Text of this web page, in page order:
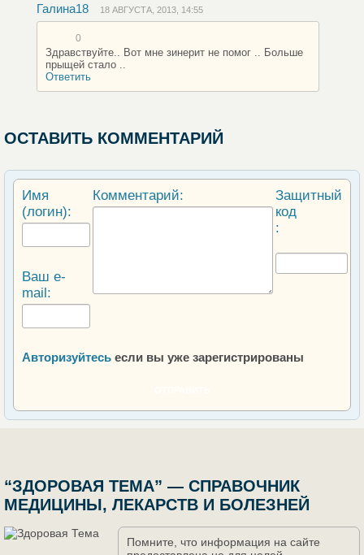
Галина18 18 АВГУСТА, 2013, 14:55
0
Здравствуйте.. Вот мне зинерит не помог .. Больше
прыщей стало ..
Ответить
ОСТАВИТЬ КОММЕНТАРИЙ
Имя
(логин):
Ваш e-
mail:
Комментарий:
Защитный
код
:
Авторизуйтесь если вы уже зарегистрированы
“ЗДОРОВАЯ ТЕМА” — СПРАВОЧНИК
МЕДИЦИНЫ, ЛЕКАРСТВ И БОЛЕЗНЕЙ
Помните, что информация на сайте